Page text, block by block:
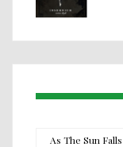
As The Sun Falls